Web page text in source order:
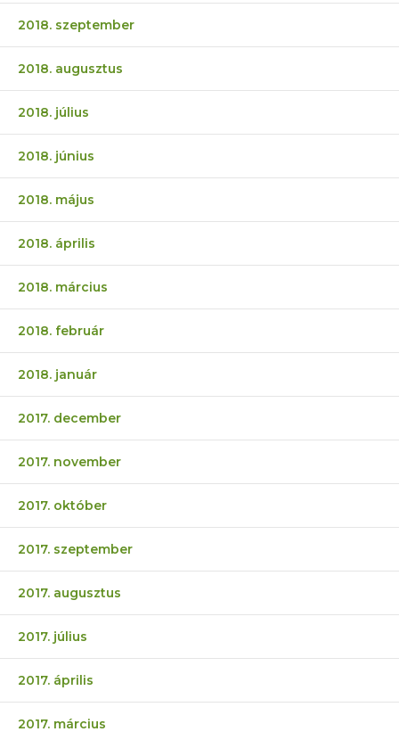
2018. szeptember
2018. augusztus
2018. július
2018. június
2018. május
2018. április
2018. március
2018. február
2018. január
2017. december
2017. november
2017. október
2017. szeptember
2017. augusztus
2017. július
2017. április
2017. március